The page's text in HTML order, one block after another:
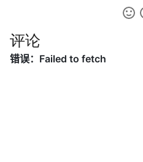
47. 礼物的最大价值
45. 二叉树最底层最左边的值
46. 二叉树的右侧视图
8.8. 有重复字符串的排列组合
8.9. 括号
评论